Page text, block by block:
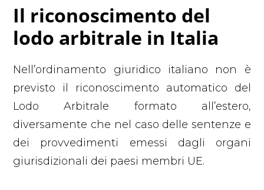
Il riconoscimento del
lodo arbitrale in Italia
Nell’ordinamento giuridico italiano non è
previsto il riconoscimento automatico del
Lodo Arbitrale formato all’estero,
diversamente che nel caso delle sentenze e
dei provvedimenti emessi dagli organi
giurisdizionali dei paesi membri UE.